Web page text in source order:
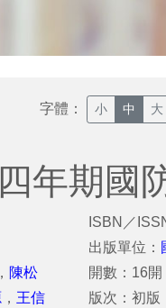
字體： 小 中 大
年期國
， 陳松
， 王信
ISBN／
出版單位：
開數：16開
版次：初版